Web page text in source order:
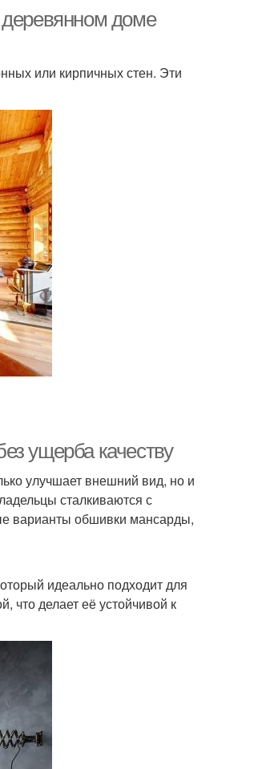
доме
или кирпичных стен. Эти
ущерба качеству
улучшает внешний вид, но и
сталкиваются с
варианты обшивки мансарды,
идеально подходит для
что делает её устойчивой к